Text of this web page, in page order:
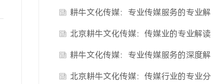
耕牛文化传媒：专业传媒服务的专业解
析
北京耕牛文化传媒：传媒业的专业解读
耕牛文化传媒：专业传媒服务的深度解
读
北京耕牛文化传媒：传媒行业的专业分